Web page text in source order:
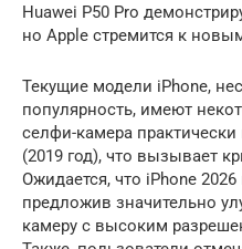
Huawei P50 Pro
но Apple стремится к
Текущие модели iPhone,
популярность, имеют
селфи-камера
(2019 год), что вызывает
Ожидается, что iPhone
предложив значительно
камеру с высоким